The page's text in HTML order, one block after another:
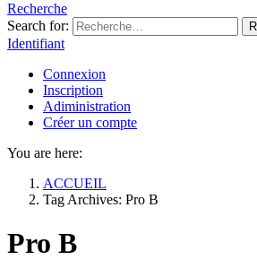
Recherche
Search for:
Identifiant
Connexion
Inscription
Adiministration
Créer un compte
You are here:
ACCUEIL
Tag Archives: Pro B
Pro B